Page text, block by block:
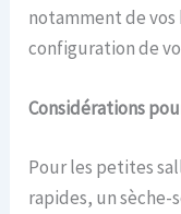
notamment de
configuration de
Considérations
Pour les petites
rapides, un